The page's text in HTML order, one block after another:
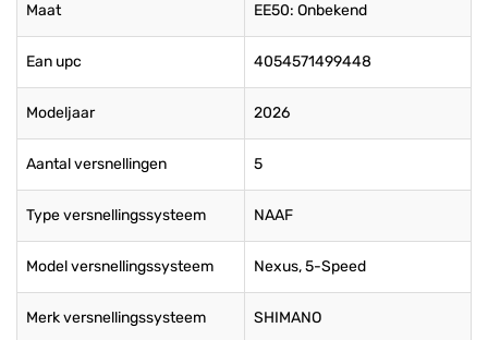
Maat EE50: Onbekend
Ean upc 4054571499448
Modeljaar 2026
Aantal versnellingen 5
Type versnellingssysteem NAAF
Model versnellingssysteem Nexus, 5-Speed
Merk versnellingssysteem SHIMANO